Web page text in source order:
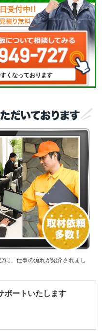
くなっております
に、仕事の流れが紹介されまし
ポートいたします